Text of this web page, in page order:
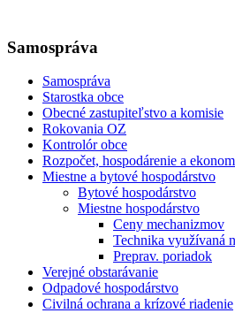
Samospráva
Samospráva
Starostka obce
Obecné zastupiteľstvo a komisie
Rokovania OZ
Kontrolór obce
Rozpočet, hospodárenie a
Miestne a bytové hospodárstvo
Bytové hospodárstvo
Miestne hospodárstvo
Ceny mechanizmov
Technika využívaná
Preprav. poriadok
Verejné obstarávanie
Odpadové hospodárstvo
Civilná ochrana a krízové riadenie